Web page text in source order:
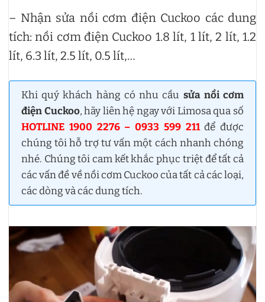
– Nhận sửa nồi cơm điện Cuckoo các dung
tích: nồi cơm điện Cuckoo 1.8 lít, 1 lít, 2 lít, 1.2
lít, 6.3 lít, 2.5 lít, 0.5 lít,…
Khi quý khách hàng có nhu cầu sửa nồi cơm
điện Cuckoo, hãy liên hệ ngay với Limosa qua số
HOTLINE 1900 2276 – 0933 599 211để được
chúng tôi hỗ trợ tư vấn một cách nhanh chóng
nhé. Chúng tôi cam kết khắc phục triệt để tất cả
các vấn đề về nồi cơm Cuckoo của tất cả các loại,
các dòng và các dung tích.